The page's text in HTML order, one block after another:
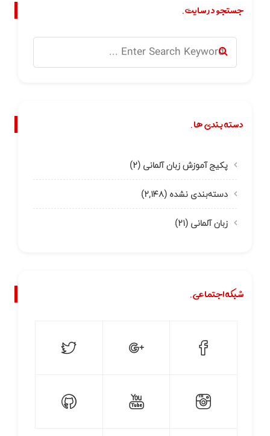
جستجو در سایت.
دسته بندی ها.
پکیج آموزش زبان آلمانی (۲)
دسته‌بندی نشده (۲,۱۴۸)
زبان آلمانی (۲۱)
شبکه اجتماعی.